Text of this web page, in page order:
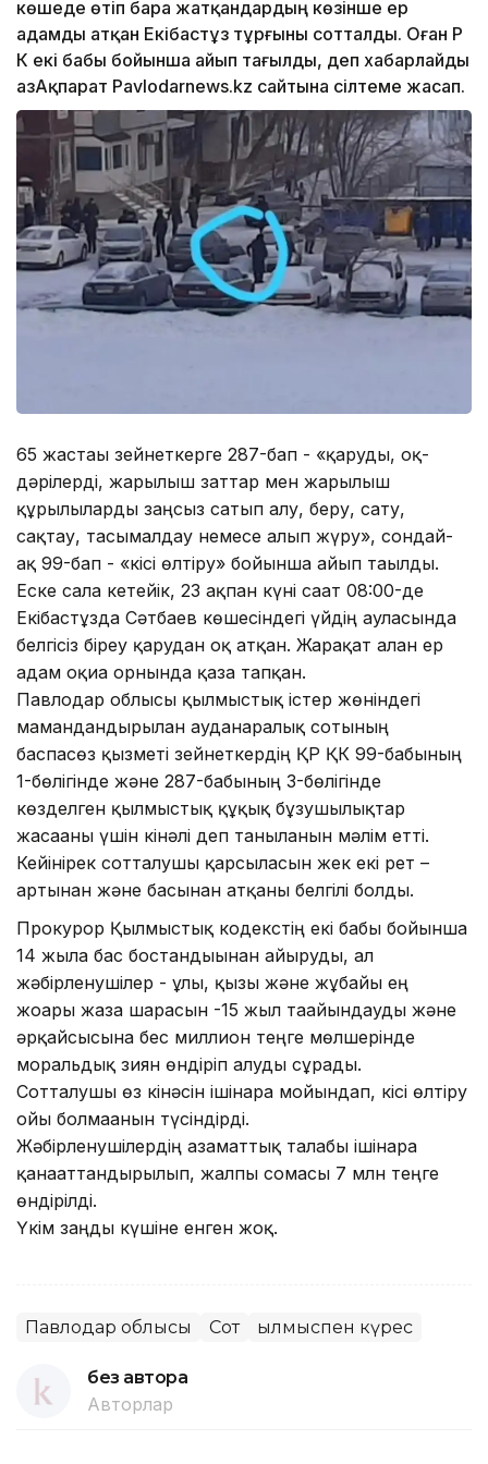
көшеде өтіп бара жатқандардың көзінше ер
адамды атқан Екібастұз тұрғыны сотталды. Оған ҚР
ҚК екі бабы бойынша айып тағылды, деп хабарлайды
ҚазАқпарат Pavlodarnews.kz сайтына сілтеме жасап.
65 жастағы зейнеткерге 287-бап - «қаруды, оқ-
дәрілерді, жарылғыш заттар мен жарылғыш
құрылғыларды заңсыз сатып алу, беру, сату,
сақтау, тасымалдау немесе алып жүру», сондай-
ақ 99-бап - «кісі өлтіру» бойынша айып тағылды.
Еске сала кетейік, 23 ақпан күні сағат 08:00-де
Екібастұзда Сәтбаев көшесіндегі үйдің ауласында
белгісіз біреу қарудан оқ атқан. Жарақат алған ер
адам оқиға орнында қаза тапқан.
Павлодар облысы қылмыстық істер жөніндегі
мамандандырылған ауданаралық сотының
баспасөз қызметі зейнеткердің ҚР ҚК 99-бабының
1-бөлігінде және 287-бабының 3-бөлігінде
көзделген қылмыстық құқық бұзушылықтар
жасағаны үшін кінәлі деп танылғанын мәлім етті.
Кейінірек сотталушы қарсыласын жек екі рет –
артынан және басынан атқаны белгілі болды.
Прокурор Қылмыстық кодекстің екі бабы бойынша
14 жылға бас бостандығынан айыруды, ал
жәбірленушілер - ұлы, қызы және жұбайы ең
жоғары жаза шарасын -15 жыл тағайындауды және
әрқайсысына бес миллион теңге мөлшерінде
моральдық зиян өндіріп алуды сұрады.
Сотталушы өз кінәсін ішінара мойындап, кісі өлтіру
ойы болмағанын түсіндірді.
Жәбірленушілердің азаматтық талабы ішінара
қанағаттандырылып, жалпы сомасы 7 млн теңге
өндірілді.
Үкім заңды күшіне енген жоқ.
Павлодар облысы Сот Қылмыспен күрес
без автора
Авторлар